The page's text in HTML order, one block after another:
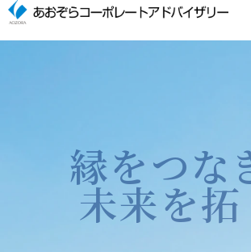
トップ
会社概要
代表ごあいさつ縁をつな
未来を